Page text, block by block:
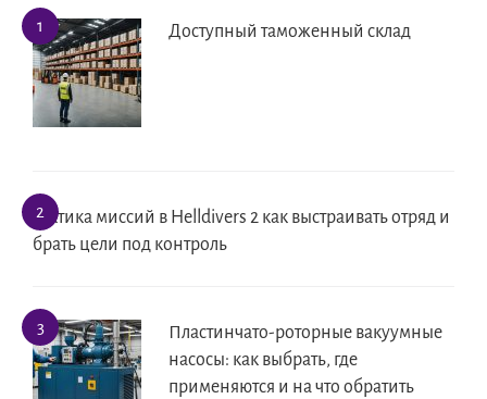
Доступный таможенный склад
Тактика миссий в Helldivers 2 как выстраивать отряд и
брать цели под контроль
Пластинчато-роторные вакуумные
насосы: как выбрать, где
применяются и на что обратить